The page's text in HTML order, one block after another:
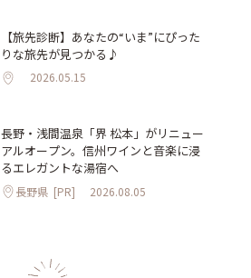
【旅先診断】あなたの“いま”にぴった
りな旅先が見つかる♪
2026.05.15
長野・浅間温泉「界 松本」がリニュー
アルオープン。信州ワインと音楽に浸
るエレガントな湯宿へ
長野県 [PR] 2026.08.05